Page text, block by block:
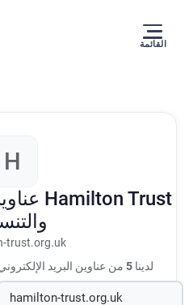
القائمة
H
Hamilton Trust
trust.org.uk
لدينا5 من عناوين البريد